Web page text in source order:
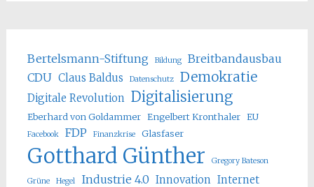
Bertelsmann-Stiftung Bildung
Breitbandausbau
CDU Claus Baldus Datenschutz Demokratie
Digitale Revolution Digitalisierung
Eberhard von Goldammer Engelbert Kronthaler EU
Facebook FDP Finanzkrise Glasfaser
Gotthard Günther Gregory Bateson
Grüne Hegel Industrie 4.0 Innovation Internet